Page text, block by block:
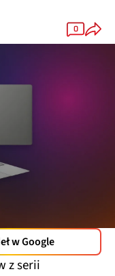
0
w Google
z serii